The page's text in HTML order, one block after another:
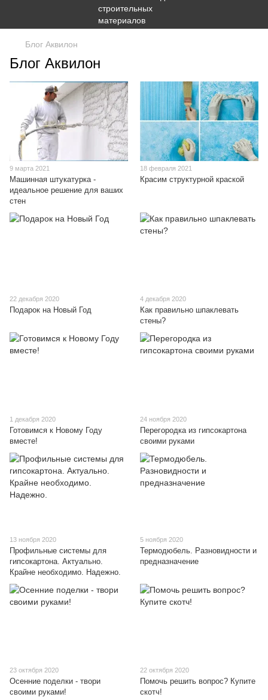
Блог Аквилон
Блог Аквилон
9 марта 2021
Машинная штукатурка -
идеальное решение для ваших
стен
18 февраля 2021
Красим структурной краской
22 декабря 2020
Подарок на Новый Год
4 декабря 2020
Как правильно шпаклевать
стены?
1 декабря 2020
Готовимся к Новому Году
вместе!
24 ноября 2020
Перегородка из гипсокартона
своими руками
13 ноября 2020
Профильные системы для
гипсокартона. Актуально.
Крайне необходимо. Надежно.
5 ноября 2020
Термодюбель. Разновидности и
предназначение
23 октября 2020
Осенние поделки - твори
своими руками!
22 октября 2020
Помочь решить вопрос? Купите
скотч!